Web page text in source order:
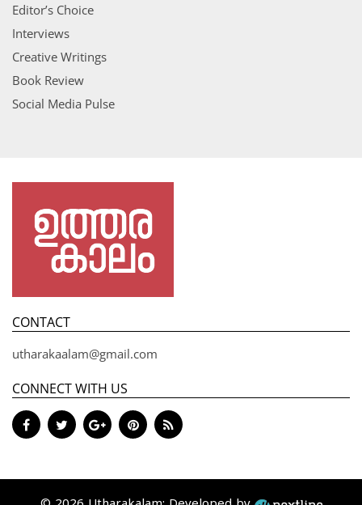
Editor’s Choice
Interviews
Creative Writings
Book Review
Social Media Pulse
CONTACT
utharakaalam@gmail.com
CONNECT WITH US